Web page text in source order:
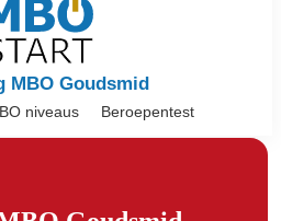
MBO Goudsmid
niveaus Beroepentest